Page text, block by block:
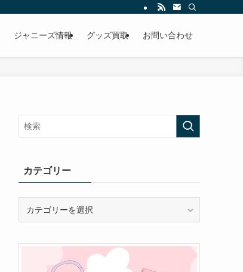
ジャニーズ情報 グッズ買取 お問い合わせ
カテゴリー
リ